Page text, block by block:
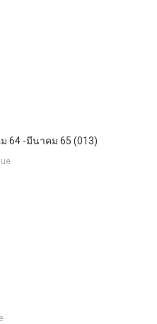
64 -มีนาคม 65 (013)